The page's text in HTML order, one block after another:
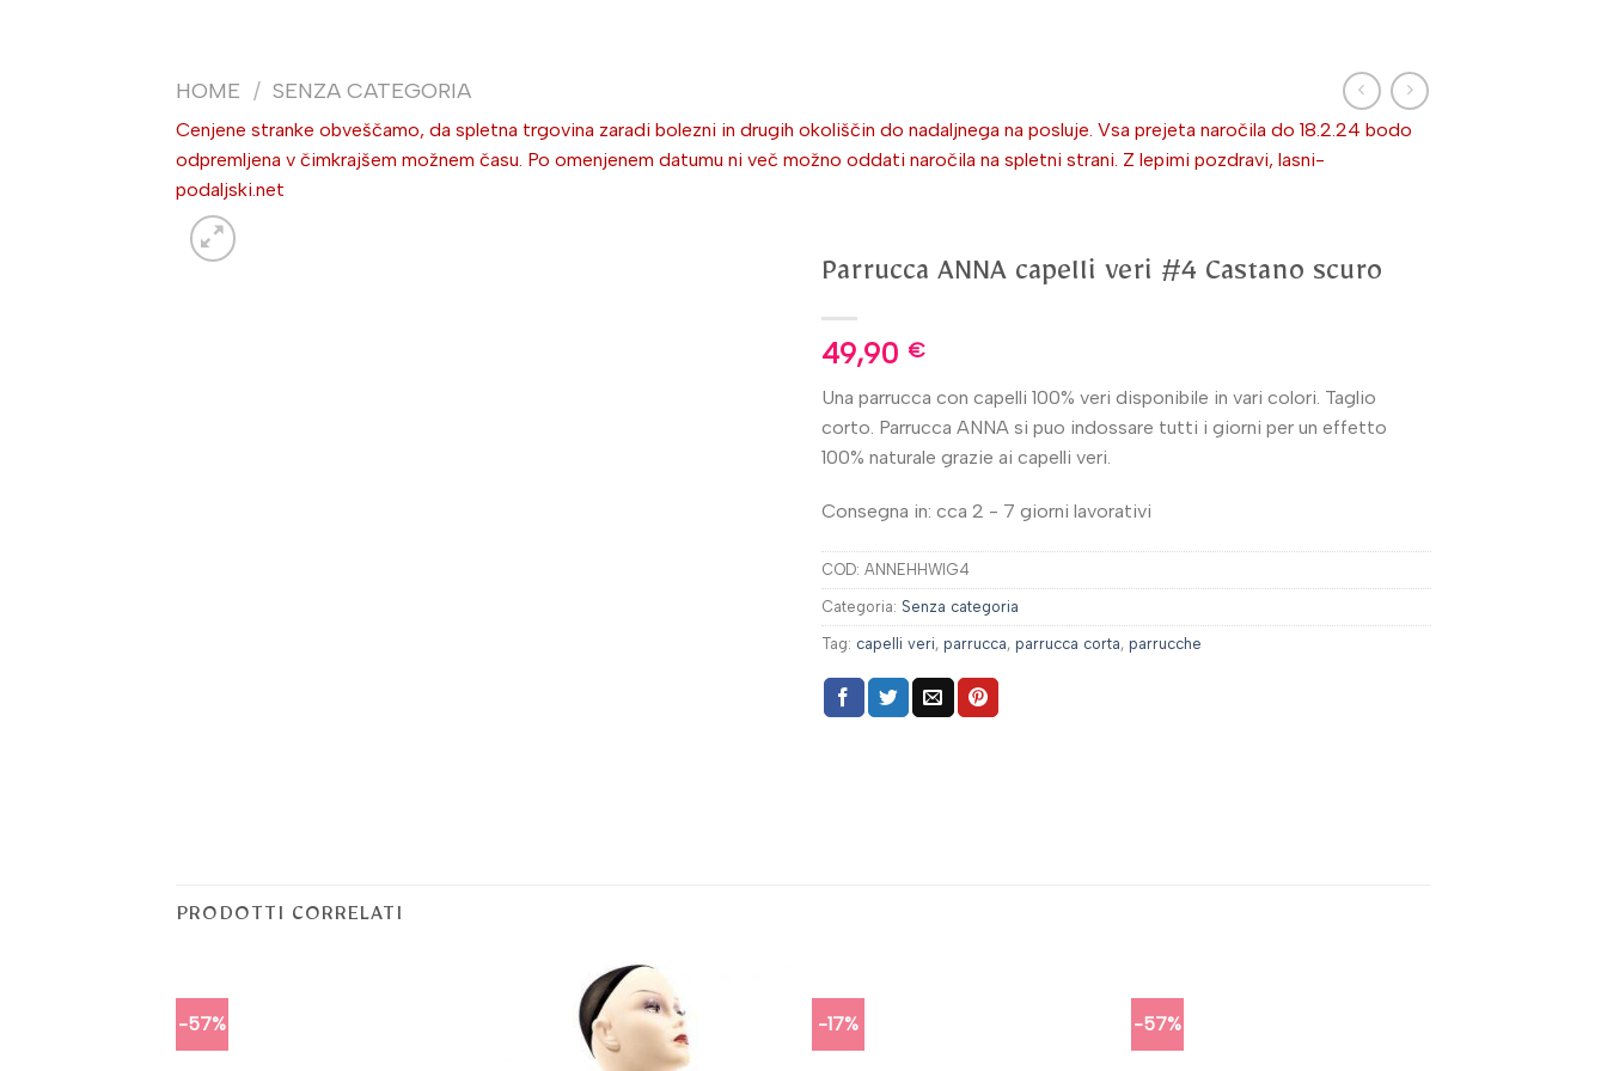
HOME / SENZA CATEGORIA
Cenjene stranke obveščamo, da spletna trgovina zaradi bolezni in drugih okoliščin do nadaljnega na posluje. Vsa prejeta naročila do 18.2.24 bodo
odpremljena v čimkrajšem možnem času. Po omenjenem datumu ni več možno oddati naročila na spletni strani. Z lepimi pozdravi, lasni-
podaljski.net
Parrucca ANNA capelli veri #4 Castano scuro
49,90 €
Una parrucca con capelli 100% veri disponibile in vari colori. Taglio
corto. Parrucca ANNA si puo indossare tutti i giorni per un effetto
100% naturale grazie ai capelli veri.
Consegna in: cca 2 - 7 giorni lavorativi
COD: ANNEHHWIG4
Categoria: Senza categoria
Tag: capelli veri, parrucca, parrucca corta, parrucche
PRODOTTI CORRELATI
-57% -17% -57%